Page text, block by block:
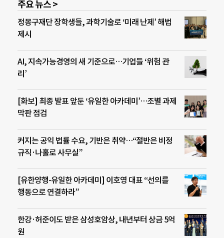
주요 뉴스 >
정몽구재단 장학생들, 과학기술로 ‘미래 난제’ 해법
제시
AI, 지속가능경영의 새 기준으로…기업들 ‘위험 관
리’
[화보] 최종 발표 앞둔 ‘유일한 아카데미’…조별 과제
막판 점검
커지는 공익 법률 수요, 기반은 취약…“절반은 비정
규직·나홀로 사무실”
[유한양행-유일한 아카데미] 이호영 대표 “선의를
행동으로 연결하라”
한강·허준이도 받은 삼성호암상, 내년부터 상금 5억
원